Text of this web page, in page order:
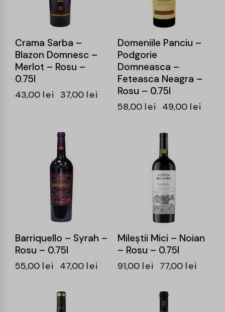
Crama Sarba –
Blazon Domnesc –
Merlot – Rosu –
0.75l
43,00 lei 37,00 lei
Domeniile Panciu –
Podgorie
Domneasca –
Feteasca Neagra –
Rosu – 0.75l
58,00 lei 49,00 lei
Barriquello – Syrah –
Rosu – 0.75l
55,00 lei 47,00 lei
Mileştii Mici – Noian
– Rosu – 0.75l
91,00 lei 77,00 lei